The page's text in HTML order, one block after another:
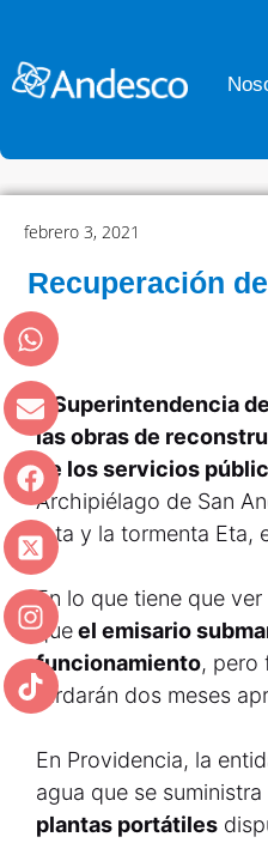
febrero 3, 2021
Recuperación
a Superintendencia
las obras de
de los servicios
Archipiélago de San
Iota y la tormenta Eta,
En lo que tiene que
queel emisario
funcionamiento, pero
tardarán dos meses
En Providencia, la
agua que se
plantas portátiles